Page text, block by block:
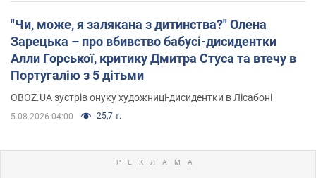
"Чи, може, я залякана з дитинства?" Олена
Зарецька – про вбивство бабусі-дисидентки
Алли Горської, критику Дмитра Стуса та втечу в
Португалію з 5 дітьми
OBOZ.UA зустрів онуку художниці-дисидентки в Лісабоні
5.08.2026 04:00 25,7 т.